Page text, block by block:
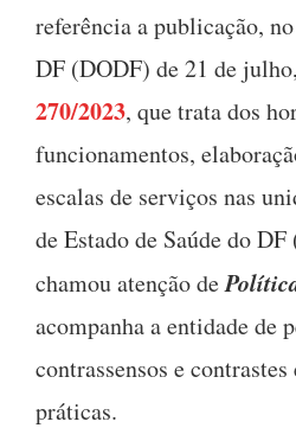
referência a publicação,
DF (DODF) de 21 de
270/2023, que trata dos
funcionamentos,
escalas de serviços nas
de Estado de Saúde do
chamou atenção de
acompanha a entidade de
contrassensos e
práticas.